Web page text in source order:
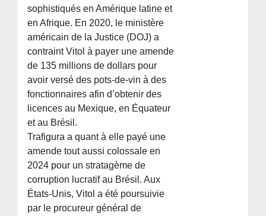
sophistiqués en Amérique latine et
en Afrique. En 2020, le ministère
américain de la Justice (DOJ) a
contraint Vitol à payer une amende
de 135 millions de dollars pour
avoir versé des pots-de-vin à des
fonctionnaires afin d’obtenir des
licences au Mexique, en Équateur
et au Brésil.
Trafigura a quant à elle payé une
amende tout aussi colossale en
2024 pour un stratagème de
corruption lucratif au Brésil. Aux
États-Unis, Vitol a été poursuivie
par le procureur général de